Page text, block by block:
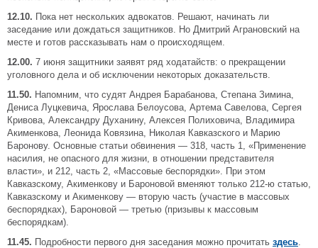
12.10. Пока нет нескольких адвокатов. Решают, начинать ли
заседание или дождаться защитников. Но Дмитрий Аграновский на
месте и готов рассказывать нам о происходящем.
12.00. 7 июня защитники заявят ряд ходатайств: о прекращении
уголовного дела и об исключении некоторых доказательств.
11.50. Напомним, что судят Андрея Барабанова, Степана Зимина,
Дениса Луцкевича, Ярослава Белоусова, Артема Савелова, Сергея
Кривова, Александру Духанину, Алексея Полиховича, Владимира
Акименкова, Леонида Ковязина, Николая Кавказского и Марию
Баронову. Основные статьи обвинения — 318, часть 1, «Применение
насилия, не опасного для жизни, в отношении представителя
власти», и 212, часть 2, «Массовые беспорядки». При этом
Кавказскому, Акименкову и Бароновой вменяют только 212-ю статью,
Кавказскому и Акименкову — вторую часть (участие в массовых
беспорядках), Бароновой — третью (призывы к массовым
беспорядкам).
11.45. Подробности первого дня заседания можно прочитать здесь.